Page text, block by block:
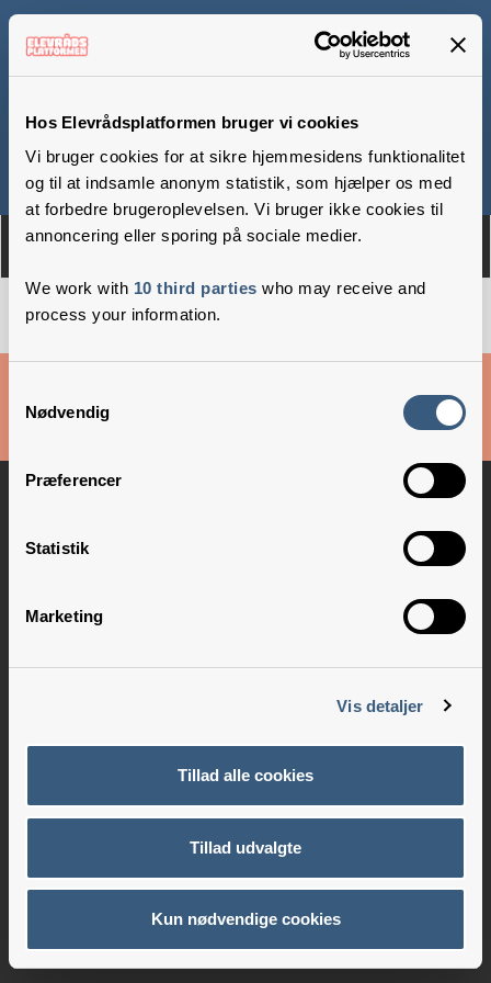
Hos Elevrådsplatformen bruger vi cookies
Vi bruger cookies for at sikre hjemmesidens funktionalitet
og til at indsamle anonym statistik, som hjælper os med
at forbedre brugeroplevelsen. Vi bruger ikke cookies til
annoncering eller sporing på sociale medier.
We work with 10 third parties who may receive and
process your information.
Nødvendig
Præferencer
Statistik
Marketing
Vis detaljer
Tillad alle cookies
Tillad udvalgte
Kun nødvendige cookies
Om Medlemmer